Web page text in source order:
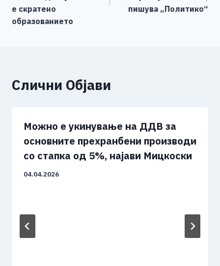
е скратено
образованието
пишува „Политико“
Слични Објави
Можно е укинување на ДДВ за
основните прехранбени производи
со стапка од 5%, најави Мицкоски
04.04.2026